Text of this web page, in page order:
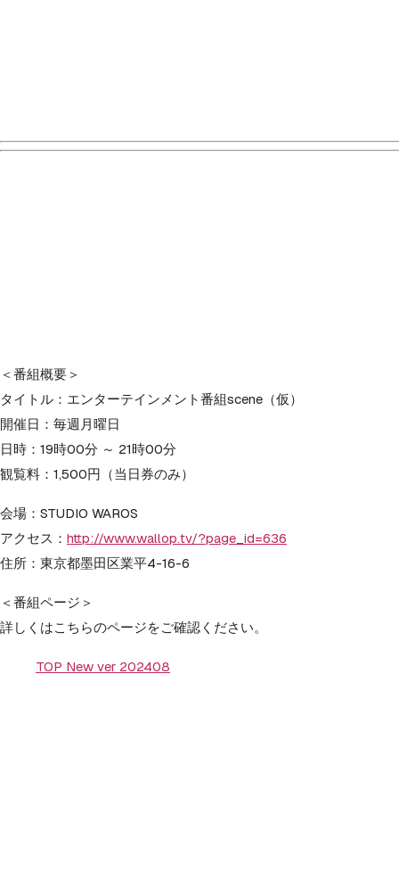
＜番組概要＞
タイトル：エンターテインメント番組scene（仮）
開催日：毎週月曜日
日時：19時00分 ～ 21時00分
観覧料：1,500円（当日券のみ）
会場：STUDIO WAROS
アクセス： http://www.wallop.tv/?page_id=636
住所：東京都墨田区業平4-16-6
＜番組ページ＞
詳しくはこちらのページをご確認ください。
TOP New ver 202408